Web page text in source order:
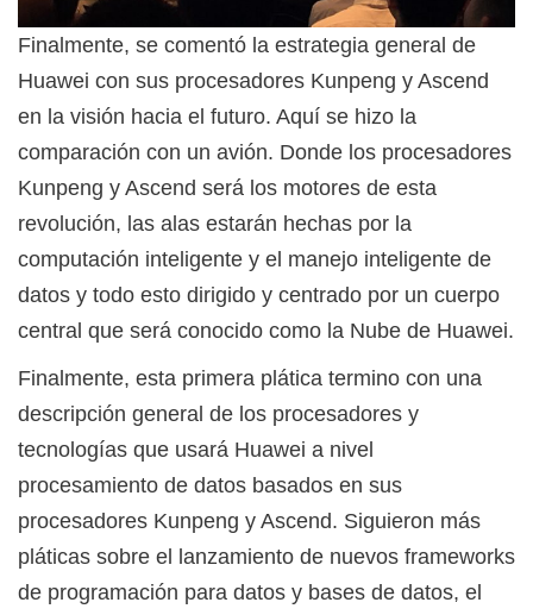
Finalmente, se comentó la estrategia general de
Huawei con sus procesadores Kunpeng y Ascend
en la visión hacia el futuro. Aquí se hizo la
comparación con un avión. Donde los procesadores
Kunpeng y Ascend será los motores de esta
revolución, las alas estarán hechas por la
computación inteligente y el manejo inteligente de
datos y todo esto dirigido y centrado por un cuerpo
central que será conocido como la Nube de Huawei.
Finalmente, esta primera plática termino con una
descripción general de los procesadores y
tecnologías que usará Huawei a nivel
procesamiento de datos basados en sus
procesadores Kunpeng y Ascend. Siguieron más
pláticas sobre el lanzamiento de nuevos frameworks
de programación para datos y bases de datos, el